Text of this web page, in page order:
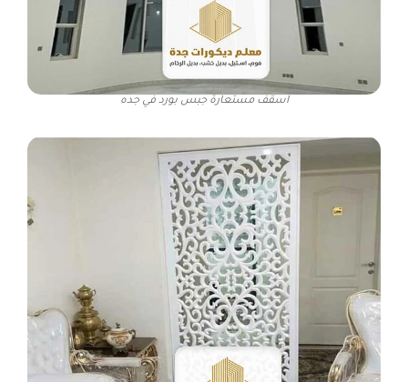
اسقف مستعارة جبس بورد في جده